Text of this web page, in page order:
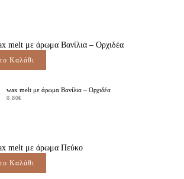
Καλάθι
wax melt με άρωμα Βανίλια – Ορχιδέα
0.80€
Καλάθι